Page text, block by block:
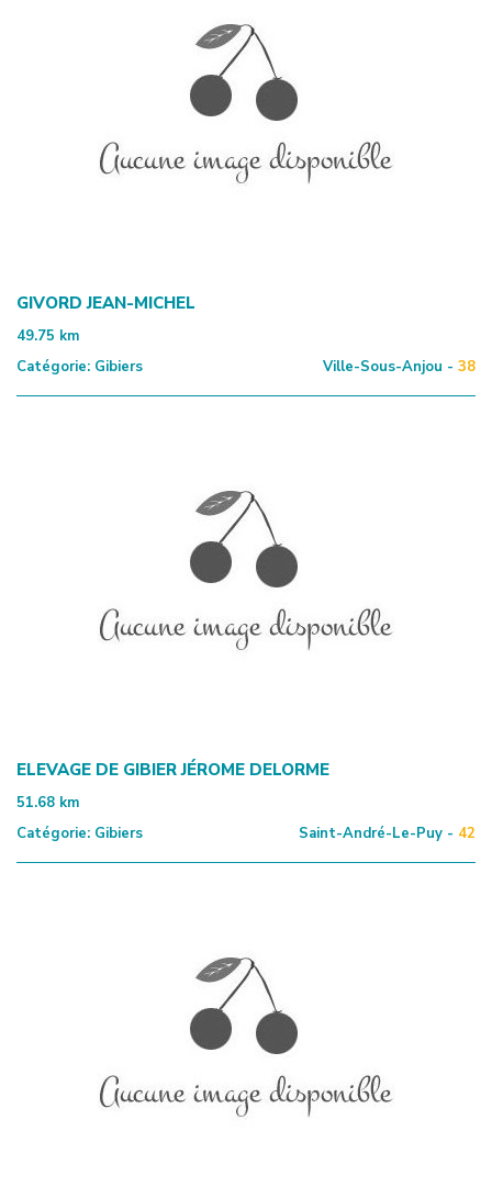
GIVORD JEAN-MICHEL
49.75 km
Catégorie: Gibiers Ville-Sous-Anjou - 38
ELEVAGE DE GIBIER JÉROME DELORME
51.68 km
Catégorie: Gibiers Saint-André-Le-Puy - 42